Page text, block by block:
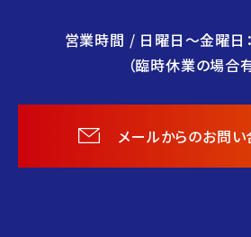
営業時間 / 日曜日〜金曜日
（臨時休業の場合有
メールからのお問